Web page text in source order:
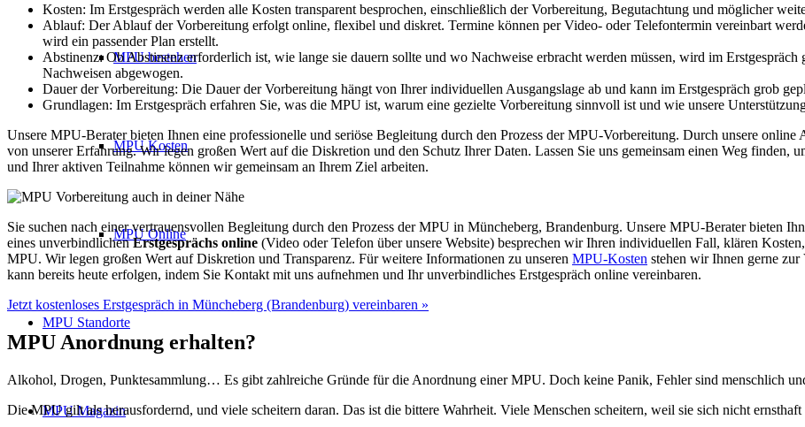
MPU bestehen
MPU Kosten
MPU Online
MPU Standorte
MPU Magazin
Kosten: Im Erstgespräch werden alle Kosten transparent besprochen, einschließlich der Vorbereitung, Begutachtung und möglicher
Ablauf: Der Ablauf der Vorbereitung erfolgt online, flexibel und diskret. Termine können per Video- oder Telefontermin vereinbart
wird ein passender Plan erstellt.
Abstinenz: Ob Abstinenz erforderlich ist, wie lange sie dauern sollte und wo Nachweise erbracht werden müssen, wird im
Nachweisen abgewogen.
Dauer der Vorbereitung: Die Dauer der Vorbereitung hängt von Ihrer individuellen Ausgangslage ab und kann im Erstgespräch grob
Grundlagen: Im Erstgespräch erfahren Sie, was die MPU ist, warum eine gezielte Vorbereitung sinnvoll ist und wie unsere
Unsere MPU-Berater bieten Ihnen eine professionelle und seriöse Begleitung durch den Prozess der MPU-Vorbereitung. Durch unsere
von unserer Erfahrung. Wir legen großen Wert auf die Diskretion und den Schutz Ihrer Daten. Lassen Sie uns gemeinsam einen Weg finden,
und Ihrer aktiven Teilnahme können wir gemeinsam an Ihrem Ziel arbeiten.
Sie suchen nach einer vertrauensvollen Begleitung durch den Prozess der MPU in Müncheberg, Brandenburg. Unsere MPU-Berater bieten
eines unverbindlichenErstgesprächs online (Video oder Telefon über unsere Website) besprechen wir Ihren individuellen Fall, klären
MPU. Wir legen großen Wert auf Diskretion und Transparenz. Für weitere Informationen zu unseren MPU-Kosten stehen wir Ihnen gerne zur
kann bereits heute erfolgen, indem Sie Kontakt mit uns aufnehmen und Ihr unverbindliches Erstgespräch online vereinbaren.
Jetzt kostenloses Erstgespräch in Müncheberg (Brandenburg) vereinbaren »
MPU Anordnung erhalten?
Alkohol, Drogen, Punktesammlung… Es gibt zahlreiche Gründe für die Anordnung einer MPU. Doch keine Panik, Fehler sind menschlich
Die MPU gilt als herausfordernd, und viele scheitern daran. Das ist die bittere Wahrheit. Viele Menschen scheitern, weil sie sich nicht